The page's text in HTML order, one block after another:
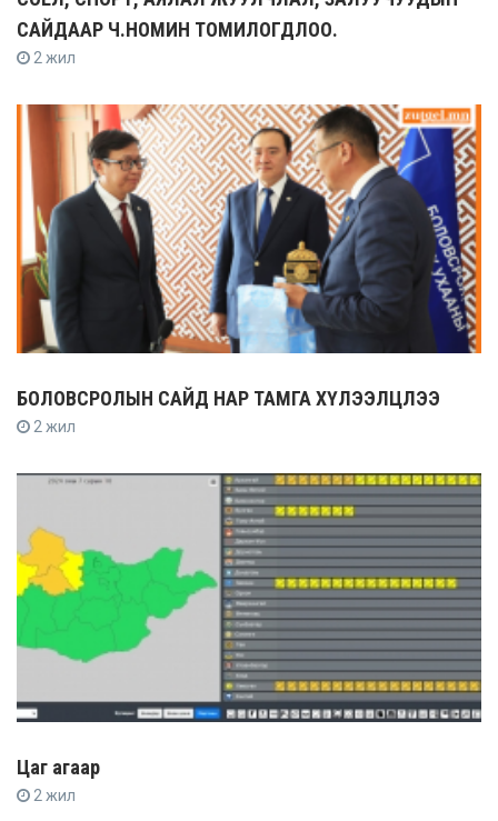
САЙДААР Ч.НОМИН ТОМИЛОГДЛОО.
2 жил
БОЛОВСРОЛЫН САЙД НАР ТАМГА ХҮЛЭЭЛЦЛЭЭ
2 жил
Цаг агаар
2 жил